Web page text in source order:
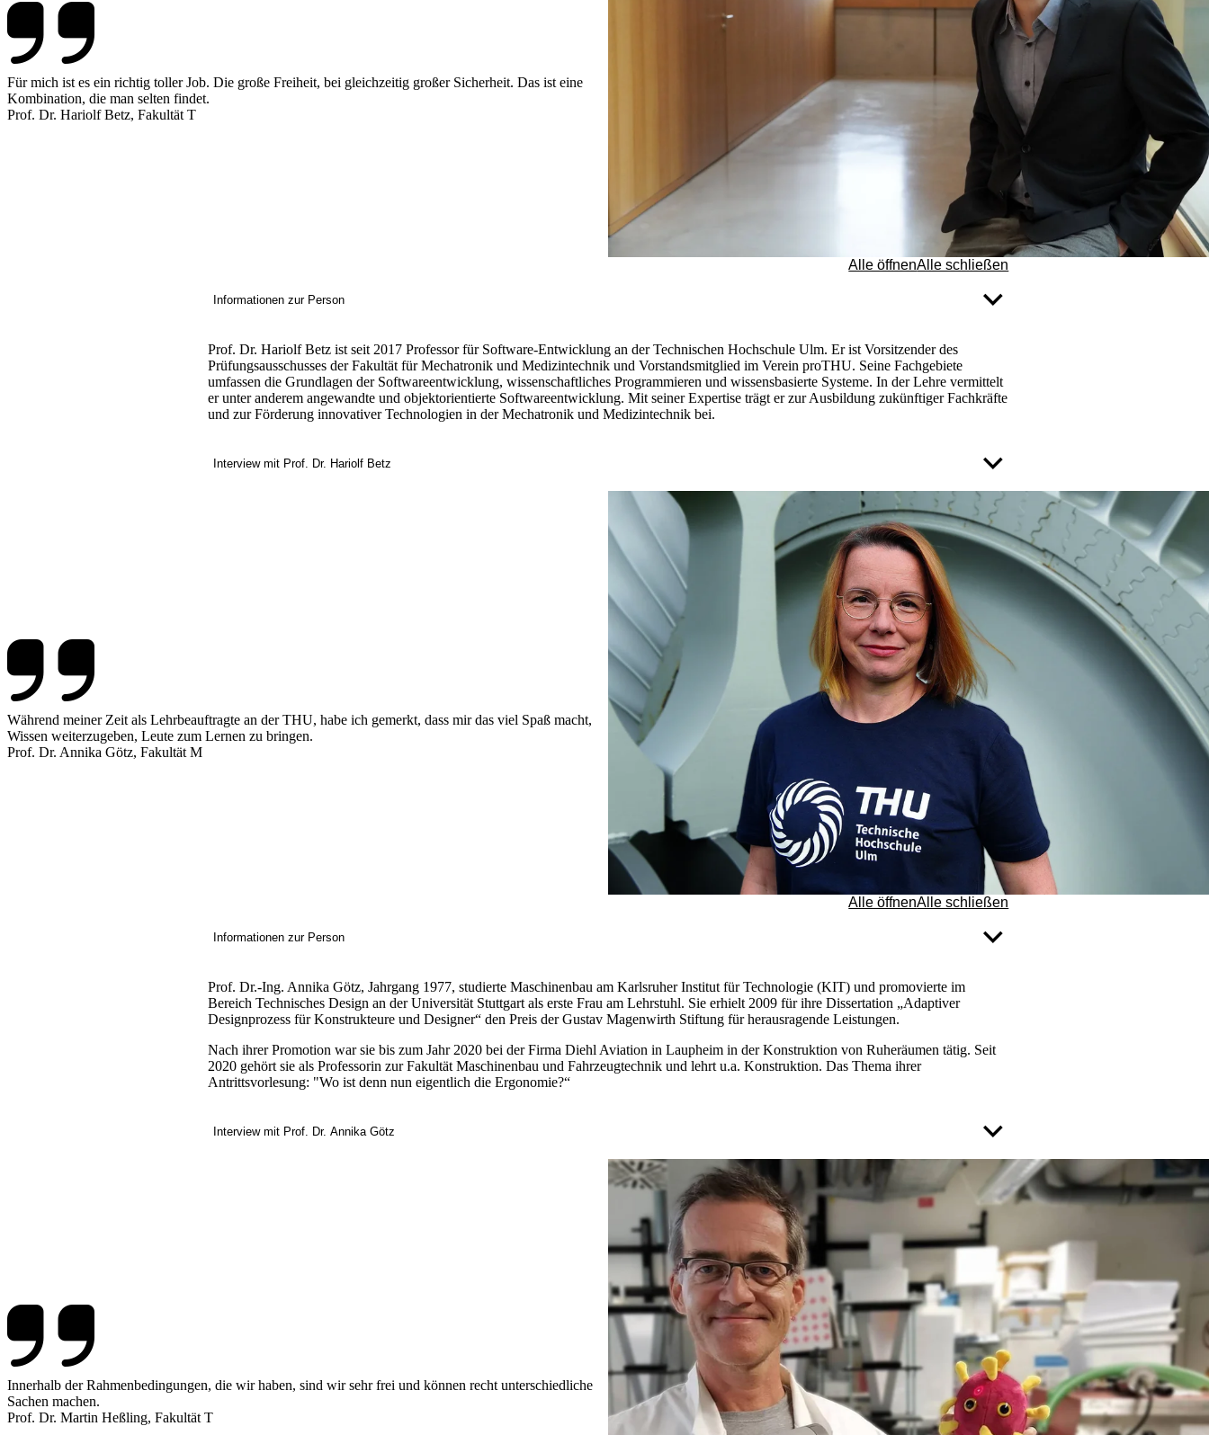
Für mich ist es ein richtig toller Job. Die große Freiheit, bei gleichzeitig großer Sicherheit. Das ist eine
Kombination, die man selten findet.
Prof. Dr. Hariolf Betz, Fakultät T
Alle öffnenAlle schließen
Informationen zur Person
Prof. Dr. Hariolf Betz ist seit 2017 Professor für Software-Entwicklung an der Technischen Hochschule Ulm. Er ist Vorsitzender des
Prüfungsausschusses der Fakultät für Mechatronik und Medizintechnik und Vorstandsmitglied im Verein proTHU. Seine Fachgebiete
umfassen die Grundlagen der Softwareentwicklung, wissenschaftliches Programmieren und wissensbasierte Systeme. In der Lehre vermittelt
er unter anderem angewandte und objektorientierte Softwareentwicklung. Mit seiner Expertise trägt er zur Ausbildung zukünftiger Fachkräfte
und zur Förderung innovativer Technologien in der Mechatronik und Medizintechnik bei.
Interview mit Prof. Dr. Hariolf Betz
Während meiner Zeit als Lehrbeauftragte an der THU, habe ich gemerkt, dass mir das viel Spaß macht,
Wissen weiterzugeben, Leute zum Lernen zu bringen.
Prof. Dr. Annika Götz, Fakultät M
Alle öffnenAlle schließen
Informationen zur Person
Prof. Dr.-Ing. Annika Götz, Jahrgang 1977, studierte Maschinenbau am Karlsruher Institut für Technologie (KIT) und promovierte im
Bereich Technisches Design an der Universität Stuttgart als erste Frau am Lehrstuhl. Sie erhielt 2009 für ihre Dissertation „Adaptiver
Designprozess für Konstrukteure und Designer“ den Preis der Gustav Magenwirth Stiftung für herausragende Leistungen.
Nach ihrer Promotion war sie bis zum Jahr 2020 bei der Firma Diehl Aviation in Laupheim in der Konstruktion von Ruheräumen tätig. Seit
2020 gehört sie als Professorin zur Fakultät Maschinenbau und Fahrzeugtechnik und lehrt u.a. Konstruktion. Das Thema ihrer
Antrittsvorlesung: "Wo ist denn nun eigentlich die Ergonomie?“
Interview mit Prof. Dr. Annika Götz
Innerhalb der Rahmenbedingungen, die wir haben, sind wir sehr frei und können recht unterschiedliche
Sachen machen.
Prof. Dr. Martin Heßling, Fakultät T